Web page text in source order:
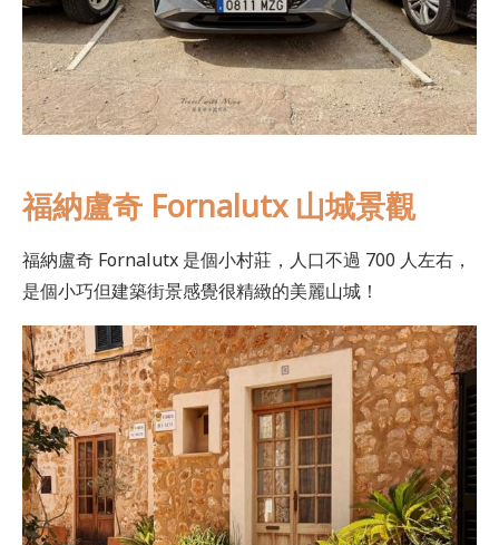
福納盧奇 Fornalutx 山城景觀
福納盧奇 Fornalutx 是個小村莊，人口不過 700 人左右，
是個小巧但建築街景感覺很精緻的美麗山城！